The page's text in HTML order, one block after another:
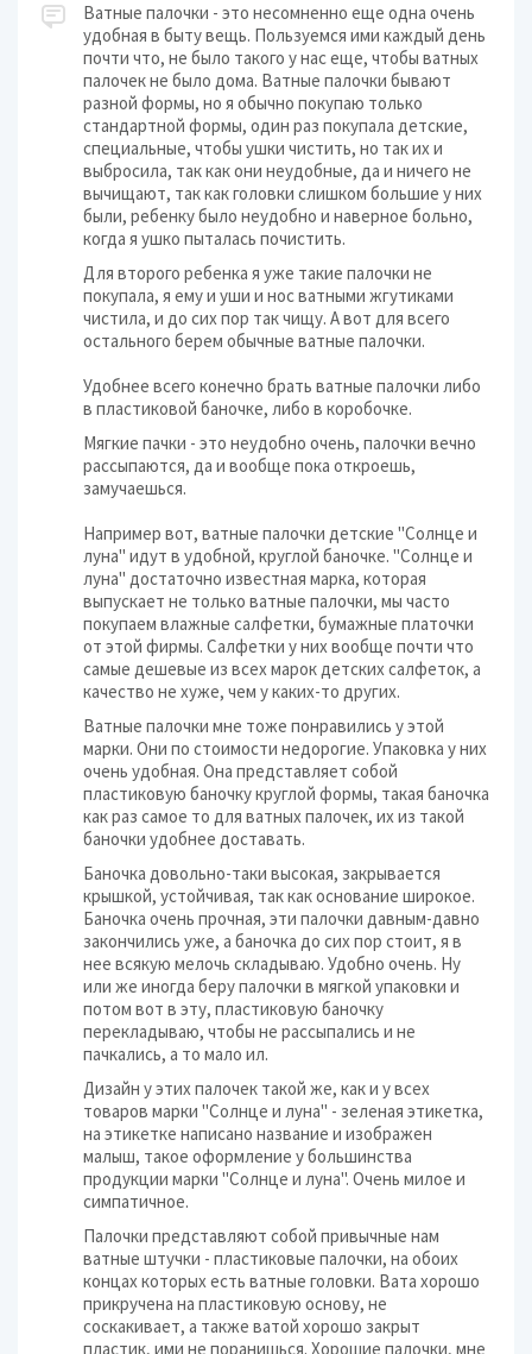
Ватные палочки - это несомненно еще одна очень
удобная в быту вещь. Пользуемся ими каждый день
почти что, не было такого у нас еще, чтобы ватных
палочек не было дома. Ватные палочки бывают
разной формы, но я обычно покупаю только
стандартной формы, один раз покупала детские,
специальные, чтобы ушки чистить, но так их и
выбросила, так как они неудобные, да и ничего не
вычищают, так как головки слишком большие у них
были, ребенку было неудобно и наверное больно,
когда я ушко пыталась почистить.
Для второго ребенка я уже такие палочки не
покупала, я ему и уши и нос ватными жгутиками
чистила, и до сих пор так чищу. А вот для всего
остального берем обычные ватные палочки.
Удобнее всего конечно брать ватные палочки либо
в пластиковой баночке, либо в коробочке.
Мягкие пачки - это неудобно очень, палочки вечно
рассыпаются, да и вообще пока откроешь,
замучаешься.
Например вот, ватные палочки детские "Солнце и
луна" идут в удобной, круглой баночке. "Солнце и
луна" достаточно известная марка, которая
выпускает не только ватные палочки, мы часто
покупаем влажные салфетки, бумажные платочки
от этой фирмы. Салфетки у них вообще почти что
самые дешевые из всех марок детских салфеток, а
качество не хуже, чем у каких-то других.
Ватные палочки мне тоже понравились у этой
марки. Они по стоимости недорогие. Упаковка у них
очень удобная. Она представляет собой
пластиковую баночку круглой формы, такая баночка
как раз самое то для ватных палочек, их из такой
баночки удобнее доставать.
Баночка довольно-таки высокая, закрывается
крышкой, устойчивая, так как основание широкое.
Баночка очень прочная, эти палочки давным-давно
закончились уже, а баночка до сих пор стоит, я в
нее всякую мелочь складываю. Удобно очень. Ну
или же иногда беру палочки в мягкой упаковки и
потом вот в эту, пластиковую баночку
перекладываю, чтобы не рассыпались и не
пачкались, а то мало ил.
Дизайн у этих палочек такой же, как и у всех
товаров марки "Солнце и луна" - зеленая этикетка,
на этикетке написано название и изображен
малыш, такое оформление у большинства
продукции марки "Солнце и луна". Очень милое и
симпатичное.
Палочки представляют собой привычные нам
ватные штучки - пластиковые палочки, на обоих
концах которых есть ватные головки. Вата хорошо
прикручена на пластиковую основу, не
соскакивает, а также ватой хорошо закрыт
пластик, ими не поранишься. Хорошие палочки, мне